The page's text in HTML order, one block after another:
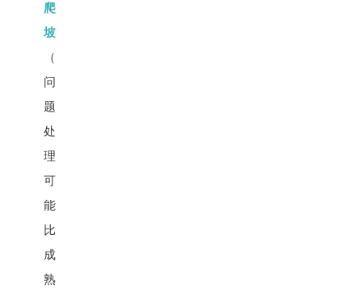
爬
坡
（
问
题
处
理
可
能
比
成
熟